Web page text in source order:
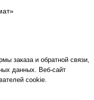
заказа и обратной связи,
данных. Веб-сайт
cookie.